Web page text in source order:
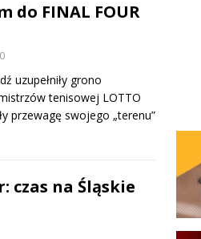
do FINAL FOUR
0
uzupełniły grono
tenisowej LOTTO
przewagę swojego „terenu”
czas na Śląskie